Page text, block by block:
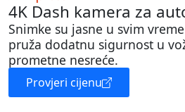
4K Dash kamera za
Snimke su jasne u svim
pruža dodatnu sigurnost u
prometne nesreće.
Provjeri cijenu